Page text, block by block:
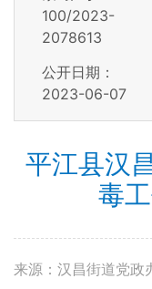
100/2023-
2078613
公开日期：
2023-06-07
平江县汉
毒
来源：汉昌街道党政